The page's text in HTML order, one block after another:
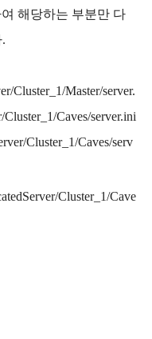
여 해당하는 부분만 다
Cluster_1/Master/server.
Cluster_1/Caves/server.ini
Cluster_1/Caves/serv
Cluster_1/Cave